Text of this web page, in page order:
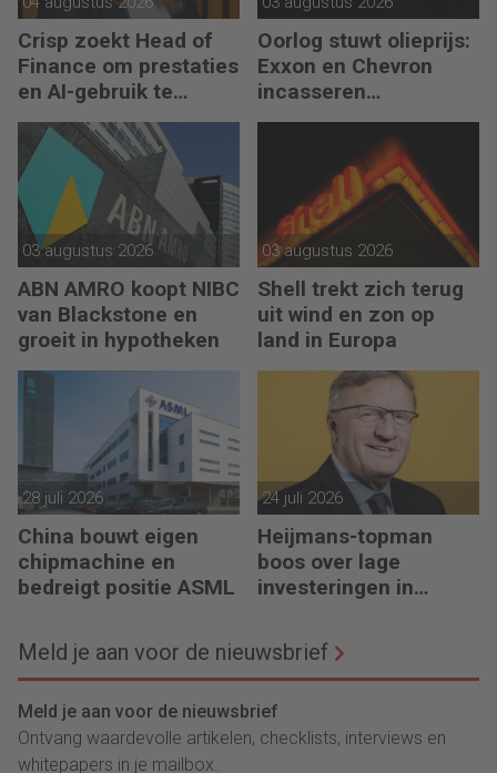
Crisp zoekt Head of
Finance om prestaties
en AI-gebruik te
versnellen
Oorlog stuwt olieprijs:
Exxon en Chevron
incasseren
miljardenwinsten
03 augustus 2026
ABN AMRO koopt NIBC
van Blackstone en
groeit in hypotheken
03 augustus 2026
Shell trekt zich terug
uit wind en zon op
land in Europa
28 juli 2026
China bouwt eigen
chipmachine en
bedreigt positie ASML
24 juli 2026
Heijmans-topman
boos over lage
investeringen in
Meld je aan voor de nieuwsbrief
Meld je aan voor de nieuwsbrief
Ontvang waardevolle artikelen, checklists, interviews en
whitepapers in je mailbox.